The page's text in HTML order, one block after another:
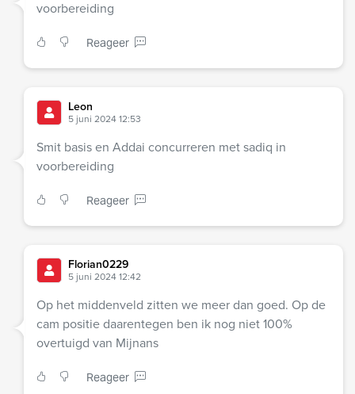
voorbereiding
Reageer
Leon
5 juni 2024 12:53
Smit basis en Addai concurreren met sadiq in
voorbereiding
Reageer
Florian0229
5 juni 2024 12:42
Op het middenveld zitten we meer dan goed. Op de
cam positie daarentegen ben ik nog niet 100%
overtuigd van Mijnans
Reageer